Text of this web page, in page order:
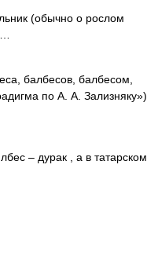
(обычно о рослом
балбесов, балбесом,
по А. А. Зализняку»)
– дурак , а в татарском